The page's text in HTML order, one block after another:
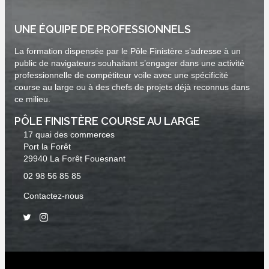
UNE ÉQUIPE DE PROFESSIONNELS
La formation dispensée par le Pôle Finistère s’adresse à un
public de navigateurs souhaitant s’engager dans une activité
professionnelle de compétiteur voile avec une spécificité
course au large ou à des chefs de projets déjà reconnus dans
ce milieu.
PÔLE FINISTÈRE COURSE AU LARGE
17 quai des commerces
Port la Forêt
29940 La Forêt Fouesnant
02 98 56 85 85
Contactez-nous